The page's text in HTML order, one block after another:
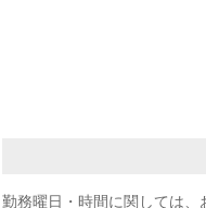
勤務曜日・時間に関しては、